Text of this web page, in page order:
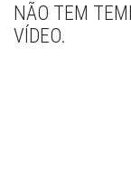
NÃO TEM
VÍDEO.